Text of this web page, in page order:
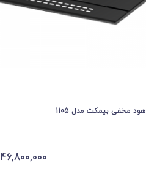
هود مخفی بیمکث مدل 1105
46,800,000